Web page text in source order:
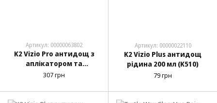
Артикул: 00000063802
K2 Vizio Pro антидощ з
аплікатором та
мікрофіброю 150 мл
307 грн
Артикул: 00000022110
K2 Vizio Plus антидощ
рідина 200 мл (K510)
79 грн